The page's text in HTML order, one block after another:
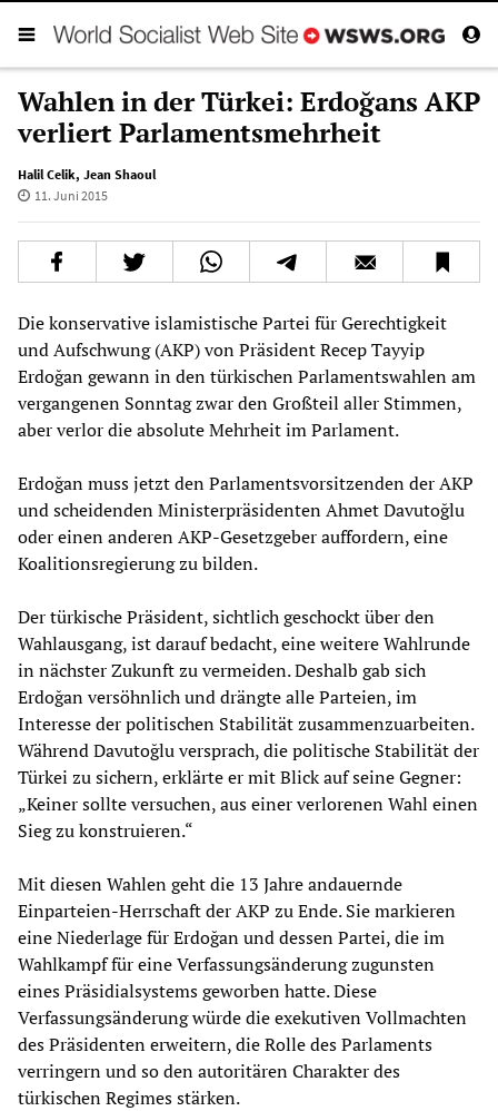
Wahlen in der Türkei: Erdoğans AKP
verliert Parlamentsmehrheit
Halil Celik, Jean Shaoul
11. Juni 2015
Die konservative islamistische Partei für Gerechtigkeit
und Aufschwung (AKP) von Präsident Recep Tayyip
Erdoğan gewann in den türkischen Parlamentswahlen am
vergangenen Sonntag zwar den Großteil aller Stimmen,
aber verlor die absolute Mehrheit im Parlament.
Erdoğan muss jetzt den Parlamentsvorsitzenden der AKP
und scheidenden Ministerpräsidenten Ahmet Davutoğlu
oder einen anderen AKP-Gesetzgeber auffordern, eine
Koalitionsregierung zu bilden.
Der türkische Präsident, sichtlich geschockt über den
Wahlausgang, ist darauf bedacht, eine weitere Wahlrunde
in nächster Zukunft zu vermeiden. Deshalb gab sich
Erdoğan versöhnlich und drängte alle Parteien, im
Interesse der politischen Stabilität zusammenzuarbeiten.
Während Davutoğlu versprach, die politische Stabilität der
Türkei zu sichern, erklärte er mit Blick auf seine Gegner:
„Keiner sollte versuchen, aus einer verlorenen Wahl einen
Sieg zu konstruieren.“
Mit diesen Wahlen geht die 13 Jahre andauernde
Einparteien-Herrschaft der AKP zu Ende. Sie markieren
eine Niederlage für Erdoğan und dessen Partei, die im
Wahlkampf für eine Verfassungsänderung zugunsten
eines Präsidialsystems geworben hatte. Diese
Verfassungsänderung würde die exekutiven Vollmachten
des Präsidenten erweitern, die Rolle des Parlaments
verringern und so den autoritären Charakter des
türkischen Regimes stärken.